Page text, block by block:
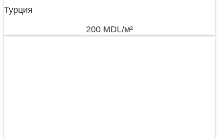
Турция
200 MDL/м²